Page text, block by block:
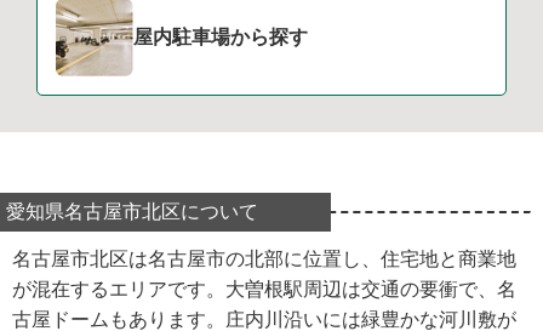
屋内駐車場から探す
愛知県名古屋市北区について
名古屋市北区は名古屋市の北部に位置し、住宅地と商業地
が混在するエリアです。大曽根駅周辺は交通の要衝で、名
古屋ドームもあります。庄内川沿いには緑豊かな河川敷が